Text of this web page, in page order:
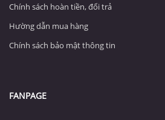
Chính sách hoàn tiền, đổi trả
Hường dẫn mua hàng
Chính sách bảo mật thông tin
FANPAGE